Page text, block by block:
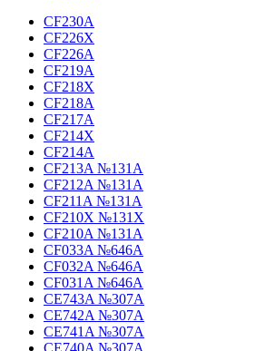
CF230A
CF226X
CF226A
CF219A
CF218X
CF218A
CF217A
CF214X
CF214A
CF213A №131A
CF212A №131A
CF211A №131A
CF210X №131X
CF210A №131A
CF033A №646A
CF032A №646A
CF031A №646A
CE743A №307A
CE742A №307A
CE741A №307A